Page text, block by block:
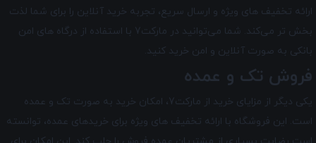
ارائه تخفیف های ویژه و ارسال سریع، تجربه خرید آنلاین را برای شما لذت
بخش تر می‌کند. شما می‌توانید در مارکت7 با استفاده از درگاه‌ های امن
بانکی به صورت آنلاین و امن خرید کنید.
فروش تک و عمده
یکی دیگر از مزایای خرید از مارکت7، امکان خرید به صورت تک و عمده
است. این فروشگاه با ارائه تخفیف های ویژه برای خریدهای عمده، توانسته